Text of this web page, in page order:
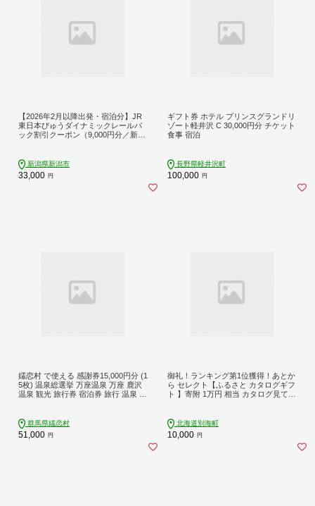
【2026年2月以降出発・宿泊分】JR
東日本びゅうダイナミックレールパ
ック割引クーポン（9,000円分／新潟
新潟県新潟市
33,000 円
ギフト券 ホテル プリンスグランドリ
ゾート軽井沢 C 30,000円分 チケット
食事 宿泊
長野県軽井沢町
100,000 円
嬬恋村 で使える 感謝券15,000円分 (1
5枚) 温泉総選挙 万座温泉 万座 鹿沢
温泉 観光 旅行券 宿泊券 旅行 温泉 ス
北軽井沢エリア 関東 15000円 クーポ
ン チケット 国内旅行 お泊り 日帰り
観光地応援 [AO006tu]
群馬県嬬恋村
51,000 円
御礼！ランキング第1位獲得！あとか
ら セレクト【ふるさと カタログギフ
ト 】寄附 1万円 相当 カタログ見て
）【BY0000010】
北海道別海町
10,000 円